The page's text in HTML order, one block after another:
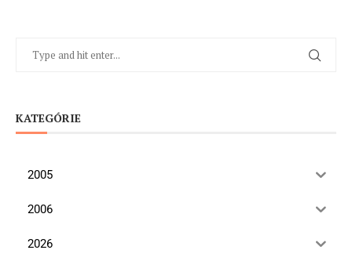
KATEGÓRIE
2005
2006
2026